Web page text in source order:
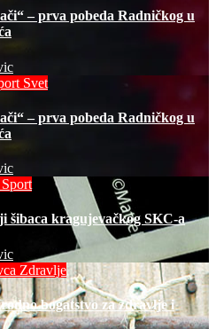
– prva pobeda Radničkog u
Svet
– prva pobeda Radničkog u
Sport
šibaca kragujevačkog SKC-a
Zdravlje
bogatstvo za zdravlje i